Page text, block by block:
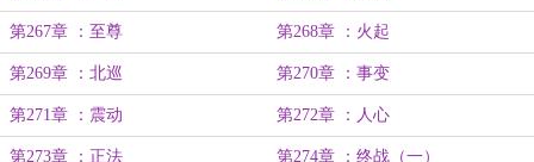
第267章 ：至尊 第268章 ：火起
第269章 ：北巡 第270章 ：事变
第271章 ：震动 第272章 ：人心
第273章 ：正法 第274章 ：终战（一）